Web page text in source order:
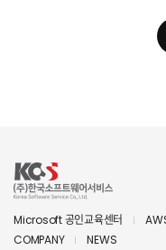
Microsoft 공인교육센터
COMPANY
NEWS